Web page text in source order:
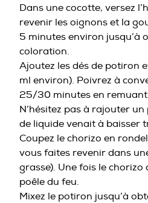
Dans une cocotte, versez
revenir les oignons et la
5 minutes environ jusqu’à
coloration.
Ajoutez les dés de potiron
ml environ). Poivrez à
25/30 minutes en
N’hésitez pas à rajouter un
de liquide venait à baisser
Coupez le chorizo en
vous faites revenir dans
grasse). Une fois le
poêle du feu.
Mixez le potiron jusqu’à